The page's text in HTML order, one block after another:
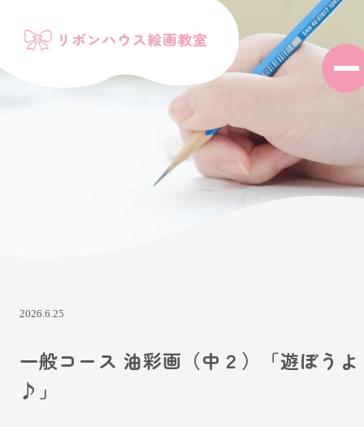
2026.6.25
一般コース 油彩画（中２）「遊ぼうよ
♪」